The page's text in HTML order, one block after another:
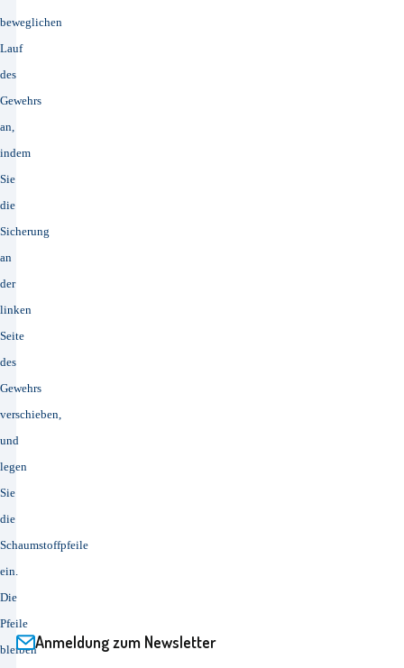
beweglichen
Lauf
des
Gewehrs
an,
indem
Sie
die
Sicherung
an
der
linken
Seite
des
Gewehrs
verschieben,
und
legen
Sie
die
Schaumstoffpfeile
ein.
Die
Pfeile
bleibenAnmeldung zum Newsletter